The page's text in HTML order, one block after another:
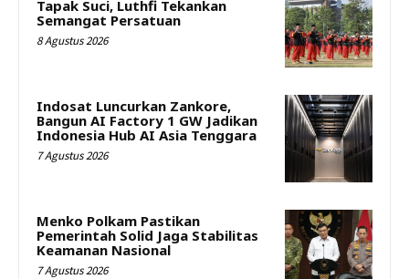
Tapak Suci, Luthfi Tekankan
Semangat Persatuan
8 Agustus 2026
Indosat Luncurkan Zankore,
Bangun AI Factory 1 GW Jadikan
Indonesia Hub AI Asia Tenggara
7 Agustus 2026
Menko Polkam Pastikan
Pemerintah Solid Jaga Stabilitas
Keamanan Nasional
7 Agustus 2026